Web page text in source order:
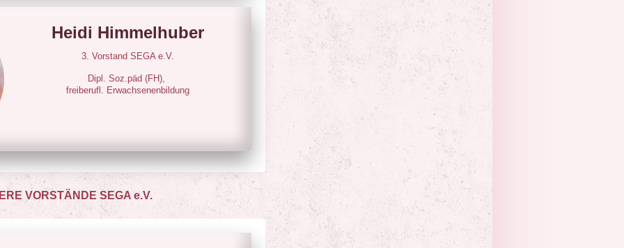
Heidi Himmelhuber
3. Vorstand SEGA e.V.
Dipl. Soz.päd (FH),
freiberufl. Erwachsenenbildung
VORSTÄNDE SEGA e.V.